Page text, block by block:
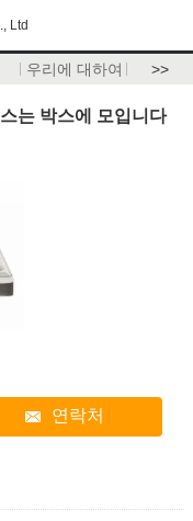
Ltd
우리에 대하여 >>
는 박스에 모입니다
연락처